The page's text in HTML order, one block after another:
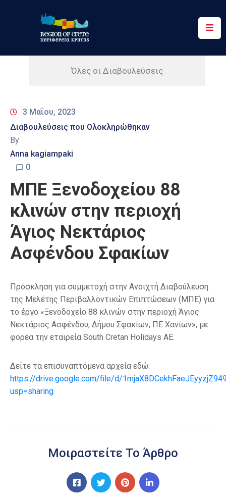
Περιφέρεια
Δράσεις
Ψηφιακές
Υπηρεσίες
Επικοινωνία
Όλες οι Διαβουλεύσεις
3 Μαΐου, 2023
Διαβουλεύσεις που Ολοκληρώθηκαν
By
Anna kagiampaki
0
ΜΠΕ Ξενοδοχείου 88
κλινών στην περιοχή
Άγιος Νεκτάριος
Ασφένδου Σφακίων
Πρόσκληση για συμμετοχή στην Ανοιχτή Διαβούλευση
της Μελέτης Περιβαλλοντικών Επιπτώσεων (ΜΠΕ) για
το έργο «Ξενοδοχείο 88 κλινών στην περιοχή Άγιος
Νεκτάριος Ασφένδου, Δήμου Σφακίων, ΠΕ Χανίων», με
φορέα την εταιρεία South Cretan Holidays AE.
Δείτε τα επισυναπτόμενα αρχεία εδώ:
https://drive.google.com/file/d/
usp=sharing
Μοιραστείτε Το Άρθρο